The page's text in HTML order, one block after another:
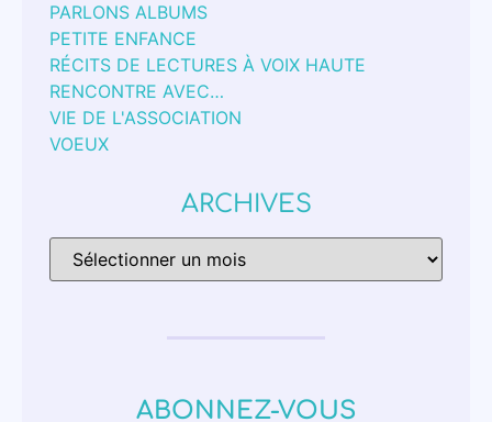
PARLONS ALBUMS
PETITE ENFANCE
RÉCITS DE LECTURES À VOIX HAUTE
RENCONTRE AVEC…
VIE DE L'ASSOCIATION
VOEUX
ARCHIVES
ABONNEZ-VOUS